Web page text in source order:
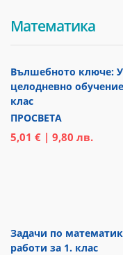
Математика
Вълшебното ключе:
целодневно
клас
ПРОСВЕТА
5,01 € | 9,80 лв.
Задачи по
работи за 1. клас